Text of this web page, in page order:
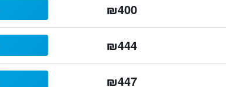
₪400
₪444
₪447